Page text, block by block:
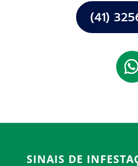
(41)
SINAIS DE